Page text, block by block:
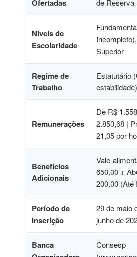
Ofertadas
de Reserva
Níveis de
Escolaridade
Superior
Regime de
Trabalho
Estatutário
estabilidade)
Remunerações
De R$
2.850,68 |
21,05 por
Benefícios
Adicionais
Vale-
650,00 +
200,00 (Até
Período de
Inscrição
29 de maio
junho de
Banca
Consesp